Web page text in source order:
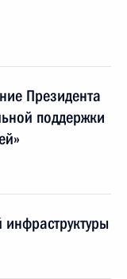
Президента
поддержки